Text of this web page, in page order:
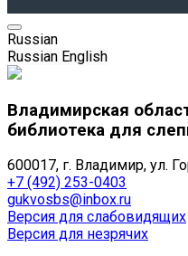
Russian
Russian English
Владимирская
библиотека для
600017, г. Владимир, ул.
+7 (492) 253-0403
gukvosbs@inbox.ru
Версия для слабовидящих
Версия для незрячих